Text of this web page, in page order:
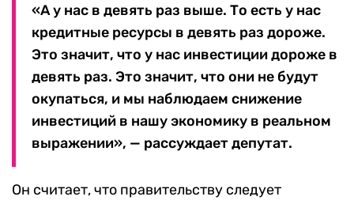
«А у нас в девять раз выше. То есть у нас
кредитные ресурсы в девять раз дороже.
Это значит, что у нас инвестиции дороже в
девять раз. Это значит, что они не будут
окупаться, и мы наблюдаем снижение
инвестиций в нашу экономику в реальном
выражении», — рассуждает депутат.
Он считает, что правительству следует